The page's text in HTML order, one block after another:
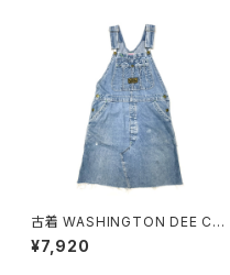
古着 WASHINGTON DEE CE
E サロペット アメリカ製 無地 デ
ニム 膝丈 キャミソール ワンピー
¥7,920